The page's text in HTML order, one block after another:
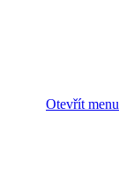
Otevřít menu